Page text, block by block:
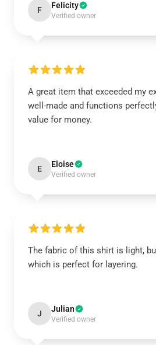
F Felicity
Verified owner
A great item that exceeded my
well-made and functions
value for money.
E Eloise
Verified owner
The fabric of this shirt is light,
which is perfect for layering.
J Julian
Verified owner